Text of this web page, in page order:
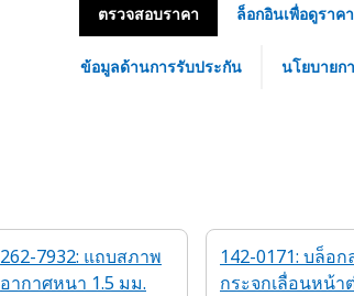
ตรวจสอบราคา ล็อกอินเพื่อดูรา
ข้อมูลด้านการรับประกัน นโยบายก
262-7932: แถบสภาพ
อากาศหนา 1.5 มม.
142-0171: บล็อก
กระจกเลื่อนหน้า